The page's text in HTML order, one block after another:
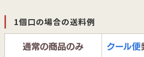
1個口の場合の送料例